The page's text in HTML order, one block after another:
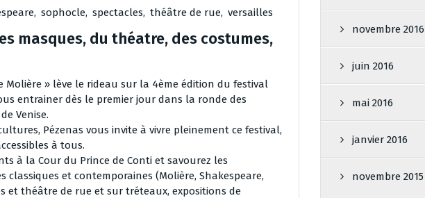
, sophocle, spectacles, théâtre de rue, versailles
masques, du théatre, des costumes,
Molière » lève le rideau sur la 4ème édition du festival
entrainer dès le premier jour dans la ronde des
Venise.
Pézenas vous invite à vivre pleinement ce festival,
à tous.
à la Cour du Prince de Conti et savourez les
et contemporaines (Molière, Shakespeare,
et théâtre de rue et sur tréteaux, expositions de
novembre 2016
juin 2016
mai 2016
janvier 2016
novembre 2015